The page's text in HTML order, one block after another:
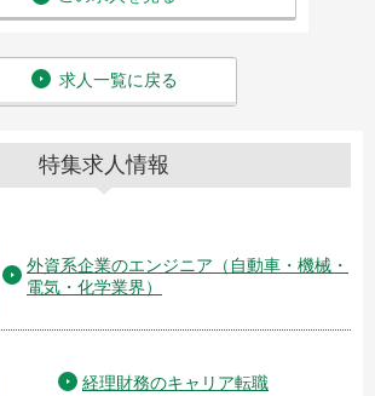
求人一覧に戻る
特集求人情報
外資系企業のエンジニア（自動車・機械・
電気・化学業界）
経理財務のキャリア転職